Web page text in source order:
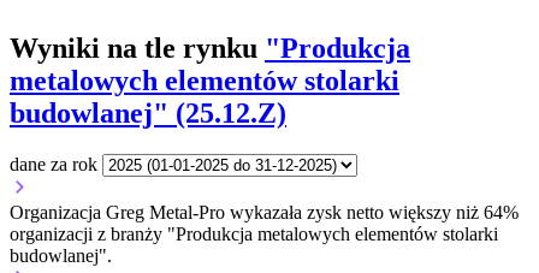
Wyniki na tle rynku "Produkcja
metalowych elementów stolarki
budowlanej" (25.12.Z)
dane za rok
Organizacja Greg Metal-Pro wykazała zysk netto większy niż 64%
organizacji z branży "Produkcja metalowych elementów stolarki
budowlanej".